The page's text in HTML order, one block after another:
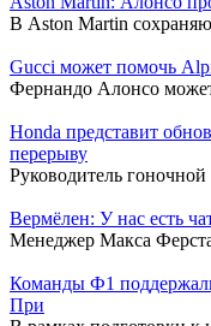
В Aston Martin
Gucci может помочь
Фернандо Алонсо
Honda представит
перерыву
Руководитель
Вермёлен: У нас есть
Менеджер Макса
Команды Ф1
При